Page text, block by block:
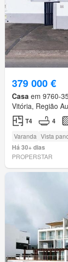
379 000 €
Casa em 9760-
Vitória, Região
T4 4
Varanda Vista
Há 30+ dias
PROPERSTAR